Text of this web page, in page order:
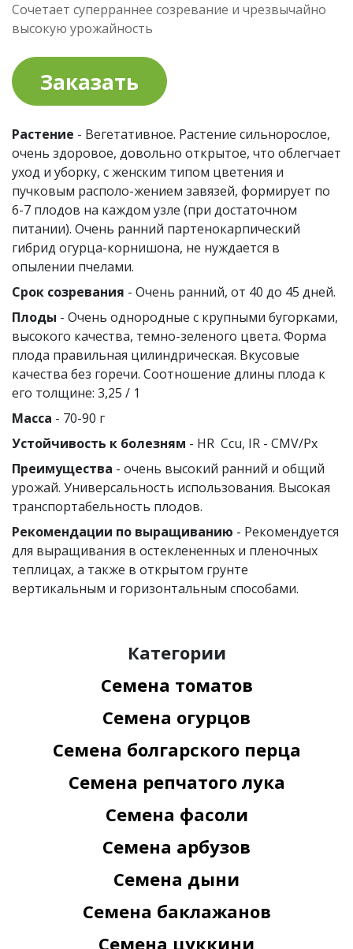
Сочетает суперраннее созревание и чрезвычайно
высокую урожайность
Заказать
Растение - Вегетативное. Растение сильнорослое,
очень здоровое, довольно открытое, что облегчает
уход и уборку, с женским типом цветения и
пучковым располо-жением завязей, формирует по
6-7 плодов на каждом узле (при достаточном
питании). Очень ранний партенокарпический
гибрид огурца-корнишона, не нуждается в
опылении пчелами.
Срок созревания - Очень ранний, от 40 до 45 дней.
Плоды - Очень однородные с крупными бугорками,
высокого качества, темно-зеленого цвета. Форма
плода правильная цилиндрическая. Вкусовые
качества без горечи. Соотношение длины плода к
его толщине: 3,25 / 1
Масса - 70-90 г
Устойчивость к болезням - HR Ccu, IR - CMV/Px
Преимущества - очень высокий ранний и общий
урожай. Универсальность использования. Высокая
транспортабельность плодов.
Рекомендации по выращиванию - Рекомендуется
для выращивания в остеклененных и пленочных
теплицах, а также в открытом грунте
вертикальным и горизонтальным способами.
Категории
Семена томатов
Семена огурцов
Семена болгарского перца
Семена репчатого лука
Семена фасоли
Семена арбузов
Семена дыни
Семена баклажанов
Семена цуккини